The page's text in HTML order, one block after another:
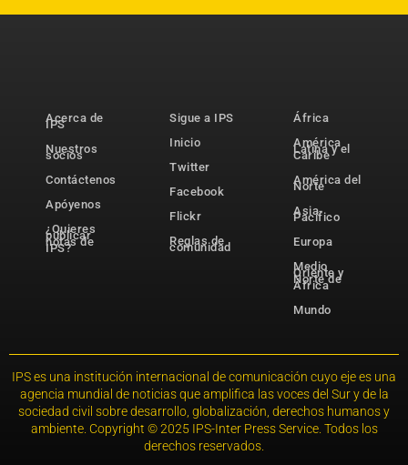
Acerca de
IPS
Nuestros
socios
Contáctenos
Apóyenos
¿Quieres
publicar
notas de
IPS?
Sigue a IPS
Inicio
Twitter
Facebook
Flickr
Reglas de
comunidad
África
América
Latina y el
Caribe
América del
Norte
Asia-
Pacífico
Europa
Medio
Oriente y
Norte de
África
Mundo
IPS es una institución internacional de comunicación cuyo eje es una
agencia mundial de noticias que amplifica las voces del Sur y de la
sociedad civil sobre desarrollo, globalización, derechos humanos y
ambiente. Copyright © 2025 IPS-Inter Press Service. Todos los
derechos reservados.